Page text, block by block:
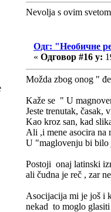
Nevolja s ovim
Одг: "Необичне
« Одговор #16 у:
Možda zbog onog "
Kaže se " U
Jeste trenutak, časak,
Kao kroz san, kad
Ali ,i mene asocira na
U "maglovenju bi bilo
Postoji onaj latinski
ali čudna je reč , zar
Asocijacija mi je još i
nekad to moglo glasiti